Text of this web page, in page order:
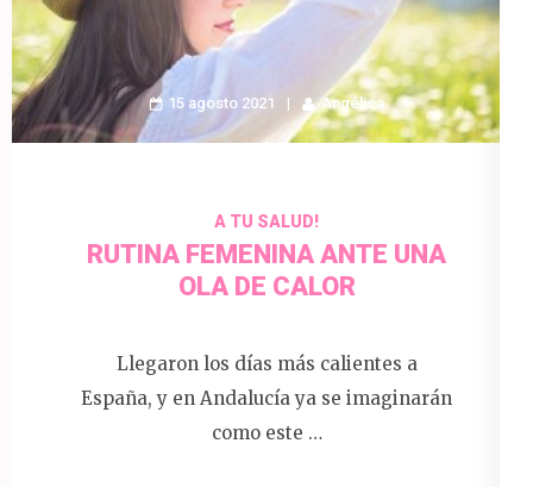
15 agosto 2021 Angélica
A TU SALUD!
RUTINA FEMENINA ANTE UNA
OLA DE CALOR
Llegaron los días más calientes a
España, y en Andalucía ya se imaginarán
como este …